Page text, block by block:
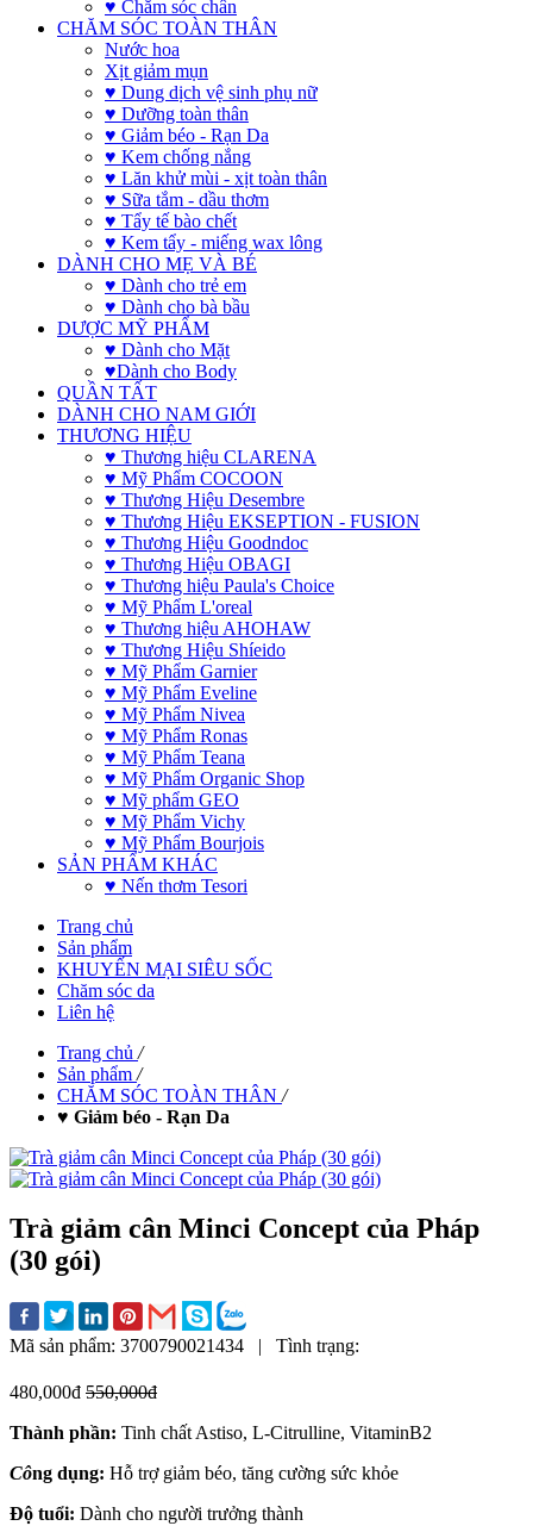
♥ Chăm sóc chân
CHĂM SÓC TOÀN THÂN
Nước hoa
Xịt giảm mụn
♥ Dung dịch vệ sinh phụ nữ
♥ Dưỡng toàn thân
♥ Giảm béo - Rạn Da
♥ Kem chống nắng
♥ Lăn khử mùi - xịt toàn thân
♥ Sữa tắm - dầu thơm
♥ Tẩy tế bào chết
♥ Kem tẩy - miếng wax lông
DÀNH CHO MẸ VÀ BÉ
♥ Dành cho trẻ em
♥ Dành cho bà bầu
DƯỢC MỸ PHẨM
♥ Dành cho Mặt
♥Dành cho Body
QUẦN TẤT
DÀNH CHO NAM GIỚI
THƯƠNG HIỆU
♥ Thương hiệu CLARENA
♥ Mỹ Phẩm COCOON
♥ Thương Hiệu Desembre
♥ Thương Hiệu EKSEPTION - FUSION
♥ Thương Hiệu Goodndoc
♥ Thương Hiệu OBAGI
♥ Thương hiệu Paula's Choice
♥ Mỹ Phẩm L'oreal
♥ Thương hiệu AHOHAW
♥ Thương Hiệu Shíeido
♥ Mỹ Phẩm Garnier
♥ Mỹ Phẩm Eveline
♥ Mỹ Phẩm Nivea
♥ Mỹ Phẩm Ronas
♥ Mỹ Phẩm Teana
♥ Mỹ Phẩm Organic Shop
♥ Mỹ phẩm GEO
♥ Mỹ Phẩm Vichy
♥ Mỹ Phẩm Bourjois
SẢN PHẨM KHÁC
♥ Nến thơm Tesori
Trang chủ
Sản phẩm
KHUYẾN MẠI SIÊU SỐC
Chăm sóc da
Liên hệ
Trang chủ /
Sản phẩm /
CHĂM SÓC TOÀN THÂN /
♥ Giảm béo - Rạn Da
Trà giảm cân Minci Concept của Pháp
(30 gói)
Mã sản phẩm: 3700790021434 | Tình trạng:
480,000đ 550,000đ
Thành phần: Tinh chất Astiso, L-Citrulline, VitaminB2
Công dụng: Hỗ trợ giảm béo, tăng cường sức khỏe
Độ tuổi: Dành cho người trưởng thành